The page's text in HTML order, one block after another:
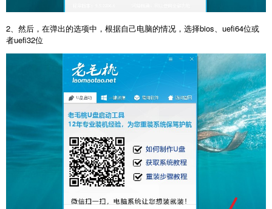
2、然后，在弹出的选项中，根据自己电脑的情况，选择bios、uefi64位或
者uefi32位